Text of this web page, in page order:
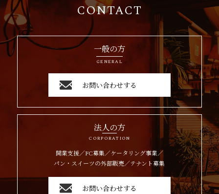
CONTACT
一般の方
GENERAL
お問い合わせする
法人の方
CORPORATION
開業支援／FC募集／ケータリング事業／
パン・スイーツの外部販売／テナント募集
お問い合わせする